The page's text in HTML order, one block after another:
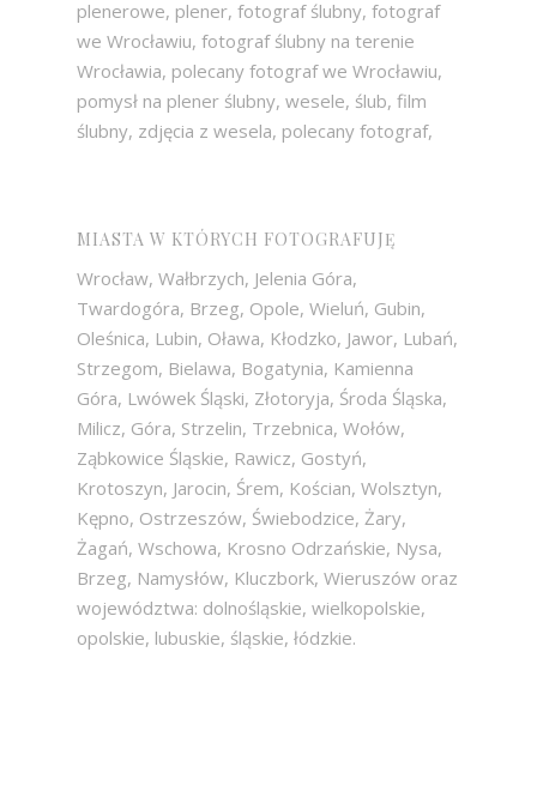
plenerowe, plener, fotograf ślubny, fotograf
we Wrocławiu, fotograf ślubny na terenie
Wrocławia, polecany fotograf we Wrocławiu,
pomysł na plener ślubny, wesele, ślub, film
ślubny, zdjęcia z wesela, polecany fotograf,
MIASTA W KTÓRYCH FOTOGRAFUJĘ
Wrocław, Wałbrzych, Jelenia Góra,
Twardogóra, Brzeg, Opole, Wieluń, Gubin,
Oleśnica, Lubin, Oława, Kłodzko, Jawor, Lubań,
Strzegom, Bielawa, Bogatynia, Kamienna
Góra, Lwówek Śląski, Złotoryja, Środa Śląska,
Milicz, Góra, Strzelin, Trzebnica, Wołów,
Ząbkowice Śląskie, Rawicz, Gostyń,
Krotoszyn, Jarocin, Śrem, Kościan, Wolsztyn,
Kępno, Ostrzeszów, Świebodzice, Żary,
Żagań, Wschowa, Krosno Odrzańskie, Nysa,
Brzeg, Namysłów, Kluczbork, Wieruszów oraz
województwa: dolnośląskie, wielkopolskie,
opolskie, lubuskie, śląskie, łódzkie.